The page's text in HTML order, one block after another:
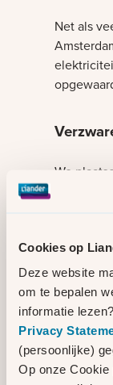
Cookies op
Deze website
om te bepalen
informatie
Privacy
(persoonlijke)
Op onze Cookie
Net als
We
alleen
twee
leveren
De twee